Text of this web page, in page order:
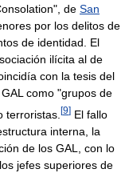
de San
por los delitos de
de identidad. El
ilícita al de
con la tesis del
como "grupos de
terroristas. [9] El fallo
interna, la
de los GAL, con lo
jefes superiores de